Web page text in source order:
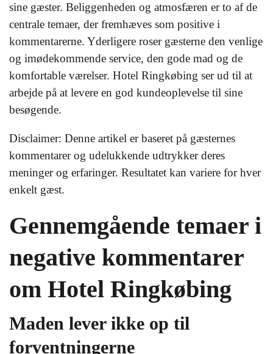
sine gæster. Beliggenheden og atmosfæren er to af de
centrale temaer, der fremhæves som positive i
kommentarerne. Yderligere roser gæsterne den venlige
og imødekommende service, den gode mad og de
komfortable værelser. Hotel Ringkøbing ser ud til at
arbejde på at levere en god kundeoplevelse til sine
besøgende.
Disclaimer: Denne artikel er baseret på gæsternes
kommentarer og udelukkende udtrykker deres
meninger og erfaringer. Resultatet kan variere for hver
enkelt gæst.
Gennemgående temaer i
negative kommentarer
om Hotel Ringkøbing
Maden lever ikke op til
forventningerne